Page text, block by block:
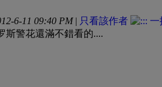
6-11 09:40 PM| 只看該作者
斯警花還滿不錯看的....